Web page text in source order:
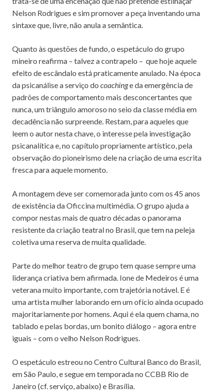
Nelson Rodrigues e sim promover a peça inventando uma
sintaxe que, livre, não anula a semântica.
Quanto às questões de fundo, o espetáculo do grupo
mineiro reafirma – talvez a contrapelo – que hoje aquele
efeito de escândalo está praticamente anulado. Na época
da psicanálise a serviço do coachinge da emergência de
padrões de comportamento mais desconcertantes que
nunca, um triângulo amoroso no seio da classe média em
decadência não surpreende. Restam, para aqueles que
leem o autor nesta chave, o interesse pela investigação
psicanalítica e, no capítulo propriamente artístico, pela
observação do pioneirismo dele na criação de uma escrita
fresca para aquele momento.
A montagem deve ser comemorada junto com os 45 anos
de existência da Oficcina multimédia. O grupo ajuda a
compor nestas mais de quatro décadas o panorama
resistente da criação teatral no Brasil, que tem na peleja
coletiva uma reserva de muita qualidade.
Parte do melhor teatro de grupo tem quase sempre uma
liderança criativa bem afirmada. Ione de Medeiros é uma
veterana muito importante, com trajetória notável. E é
uma artista mulher laborando em um ofício ainda ocupado
majoritariamente por homens. Aqui é ela quem chama, no
tablado e pelas bordas, um bonito diálogo – agora entre
iguais – com o velho Nelson Rodrigues.
O espetáculo estreou no Centro Cultural Banco do Brasil,
em São Paulo, e segue em temporada no CCBB Rio de
Janeiro (cf. serviço, abaixo) e Brasília.